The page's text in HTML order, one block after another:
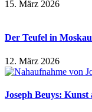
15. März 2026
Der Teufel in
12. März 2026
Joseph Beuys: Kunst